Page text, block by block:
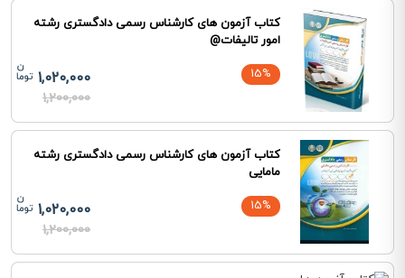
کتاب آزمون های کارشناس رسمی دادگستری رشته
امور تالیفات@
15%
1,020,000
1,200,000
کتاب آزمون های کارشناس رسمی دادگستری رشته
مامایی
15%
1,020,000
1,200,000